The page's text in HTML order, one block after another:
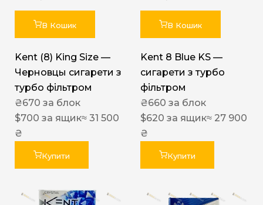
В Кошик
Kent (8) King Size —
Черновцы сигарети з
турбо фільтром
₴670 за блок
$700 за ящик≈ 31 500
₴
Купити
В Кошик
Kent 8 Blue KS —
сигарети з турбо
фільтром
₴660 за блок
$620 за ящик≈ 27 900
₴
Купити